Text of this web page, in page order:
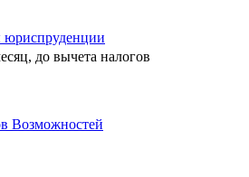
юриспруденции
до вычета налогов
Возможностей